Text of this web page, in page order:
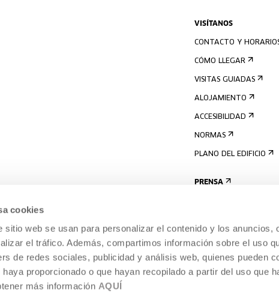
cookies
sitio web se usan para personalizar el contenido y los anuncios,
el tráfico. Además, compartimos información sobre el uso
de redes sociales, publicidad y análisis web, quienes pueden
proporcionado o que hayan recopilado a partir del uso que
más información AQUÍ
VISÍTANOS
CONTACTO Y
CÓMO LLEGAR
VISITAS GUIADAS
ALOJAMIENTO
ACCESIBILIDAD
NORMAS
PLANO DEL EDIFICIO
PRENSA